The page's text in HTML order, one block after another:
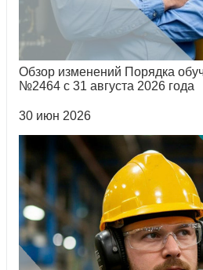
Обзор изменений Порядка
№2464 с 31 августа 2026 года
30 июн 2026